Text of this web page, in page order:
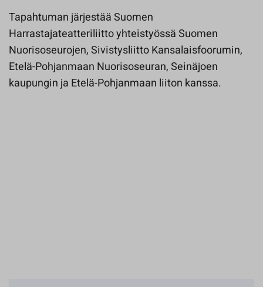
Tapahtuman järjestää Suomen
Harrastajateatteriliitto yhteistyössä Suomen
Nuorisoseurojen, Sivistysliitto Kansalaisfoorumin,
Etelä-Pohjanmaan Nuorisoseuran, Seinäjoen
kaupungin ja Etelä-Pohjanmaan liiton kanssa.